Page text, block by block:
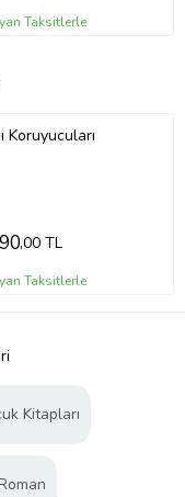
Taksitlerle
Koruyucuları
,00 TL
Taksitlerle
Kitapları